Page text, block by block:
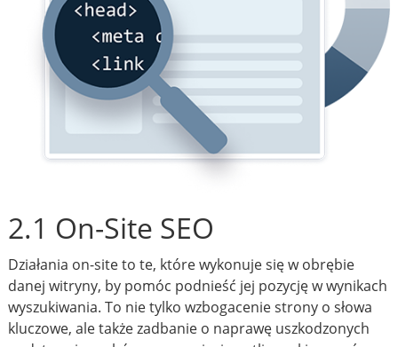
2.1 On-Site SEO
Działania on-site to te, które wykonuje się w obrębie
danej witryny, by pomóc podnieść jej pozycję w wynikach
wyszukiwania. To nie tylko wzbogacenie strony o słowa
kluczowe, ale także zadbanie o naprawę uszkodzonych